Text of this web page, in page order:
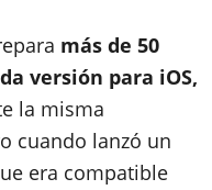
más de 50
versión para iOS,
la misma
cuando lanzó un
era compatible